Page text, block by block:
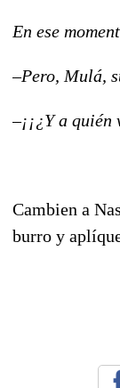
En ese
–Pero, Mulá,
–¡¡¿Y a
Cambien a
burro y